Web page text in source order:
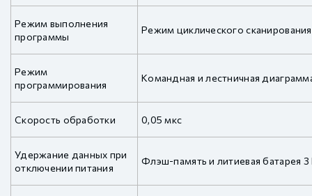
Режим выполнения
программы
Режим циклического сканирования
Режим
программирования
Командная и лестничная
Скорость обработки 0,05 мкс
Удержание данных при
отключении питания
Флэш-память и литиевая батарея 3